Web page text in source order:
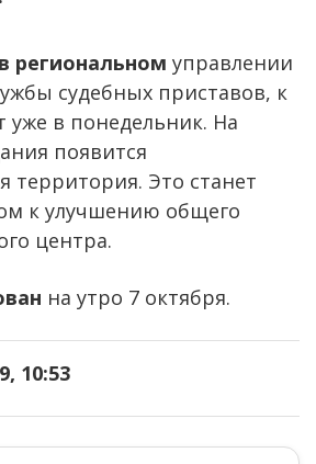
региональном управлении
судебных приставов, к
уже в понедельник. На
появится
территория. Это станет
к улучшению общего
центра.
на утро 7 октября.
10:53